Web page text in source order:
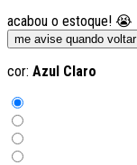
acabou o estoque! 😭
me avise quando voltar
cor: Azul Claro